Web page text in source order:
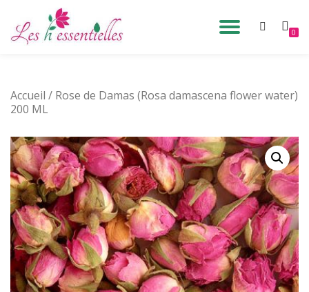
Aller
0
Accueil / Rose de Damas (Rosa damascena flower water)
200 ML